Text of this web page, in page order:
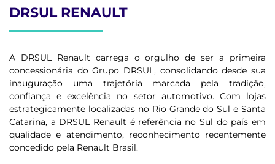
DRSUL RENAULT
A DRSUL Renault carrega o orgulho de ser a primeira
concessionária do Grupo DRSUL, consolidando desde sua
inauguração uma trajetória marcada pela tradição,
confiança e excelência no setor automotivo. Com lojas
estrategicamente localizadas no Rio Grande do Sul e Santa
Catarina, a DRSUL Renault é referência no Sul do país em
qualidade e atendimento, reconhecimento recentemente
concedido pela Renault Brasil.